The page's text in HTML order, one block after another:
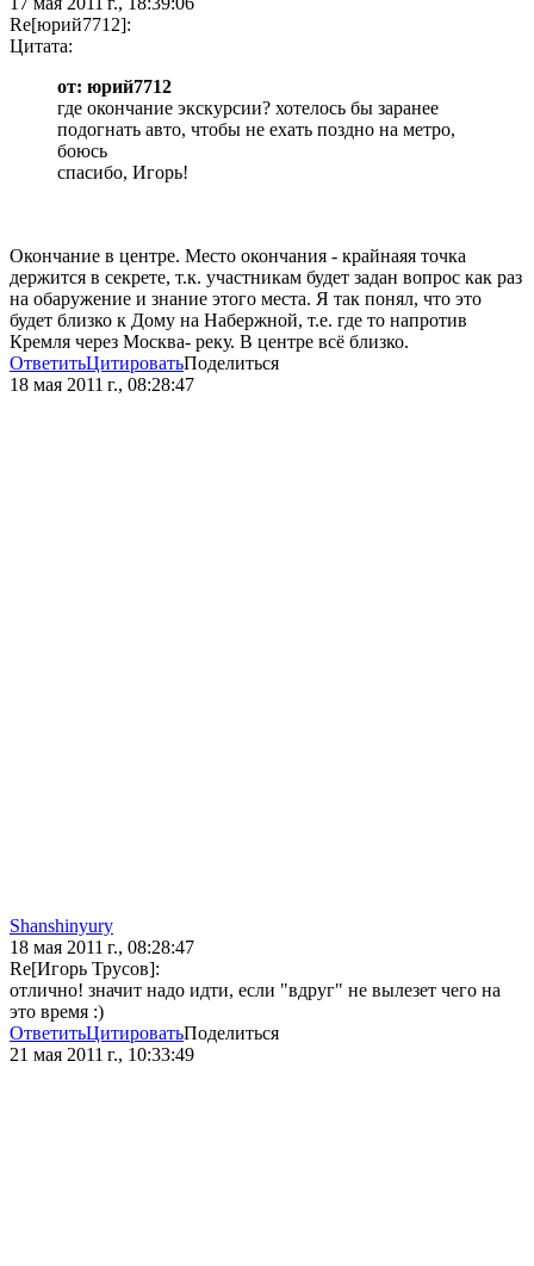
Re[юрий7712]:
Цитата:
от: юрий7712
где окончание экскурсии? хотелось бы заранее
подогнать авто, чтобы не ехать поздно на метро,
боюсь
спасибо, Игорь!
Окончание в центре. Место окончания - крайнаяя точка
держится в секрете, т.к. участникам будет задан вопрос как раз
на обаружение и знание этого места. Я так понял, что это
будет близко к Дому на Набержной, т.е. где то напротив
Кремля через Москва- реку. В центре всё близко.
ОтветитьЦитироватьПоделиться
18 мая 2011 г., 08:28:47
Shanshinyury
18 мая 2011 г., 08:28:47
Re[Игорь Трусов]:
отлично! значит надо идти, если "вдруг" не вылезет чего на
это время :)
ОтветитьЦитироватьПоделиться
21 мая 2011 г., 10:33:49